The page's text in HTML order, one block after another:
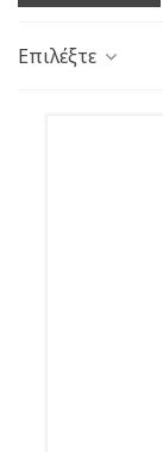
Επιλέξτε